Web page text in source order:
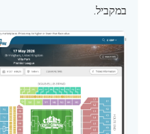
במקביל.